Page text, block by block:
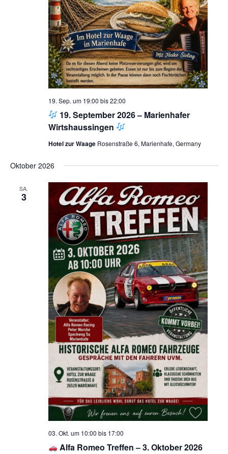
19. September 2026 – Marienhafer
Wirtshaussingen
19. Sep. um 19:00 bis22:00
Hotel zur Waage Rosenstraße 6, Marienhafe, Germany
Oktober 2026
SA.
3
Alfa Romeo Treffen – 3. Oktober 2026
03. Okt. um 10:00 bis 17:00